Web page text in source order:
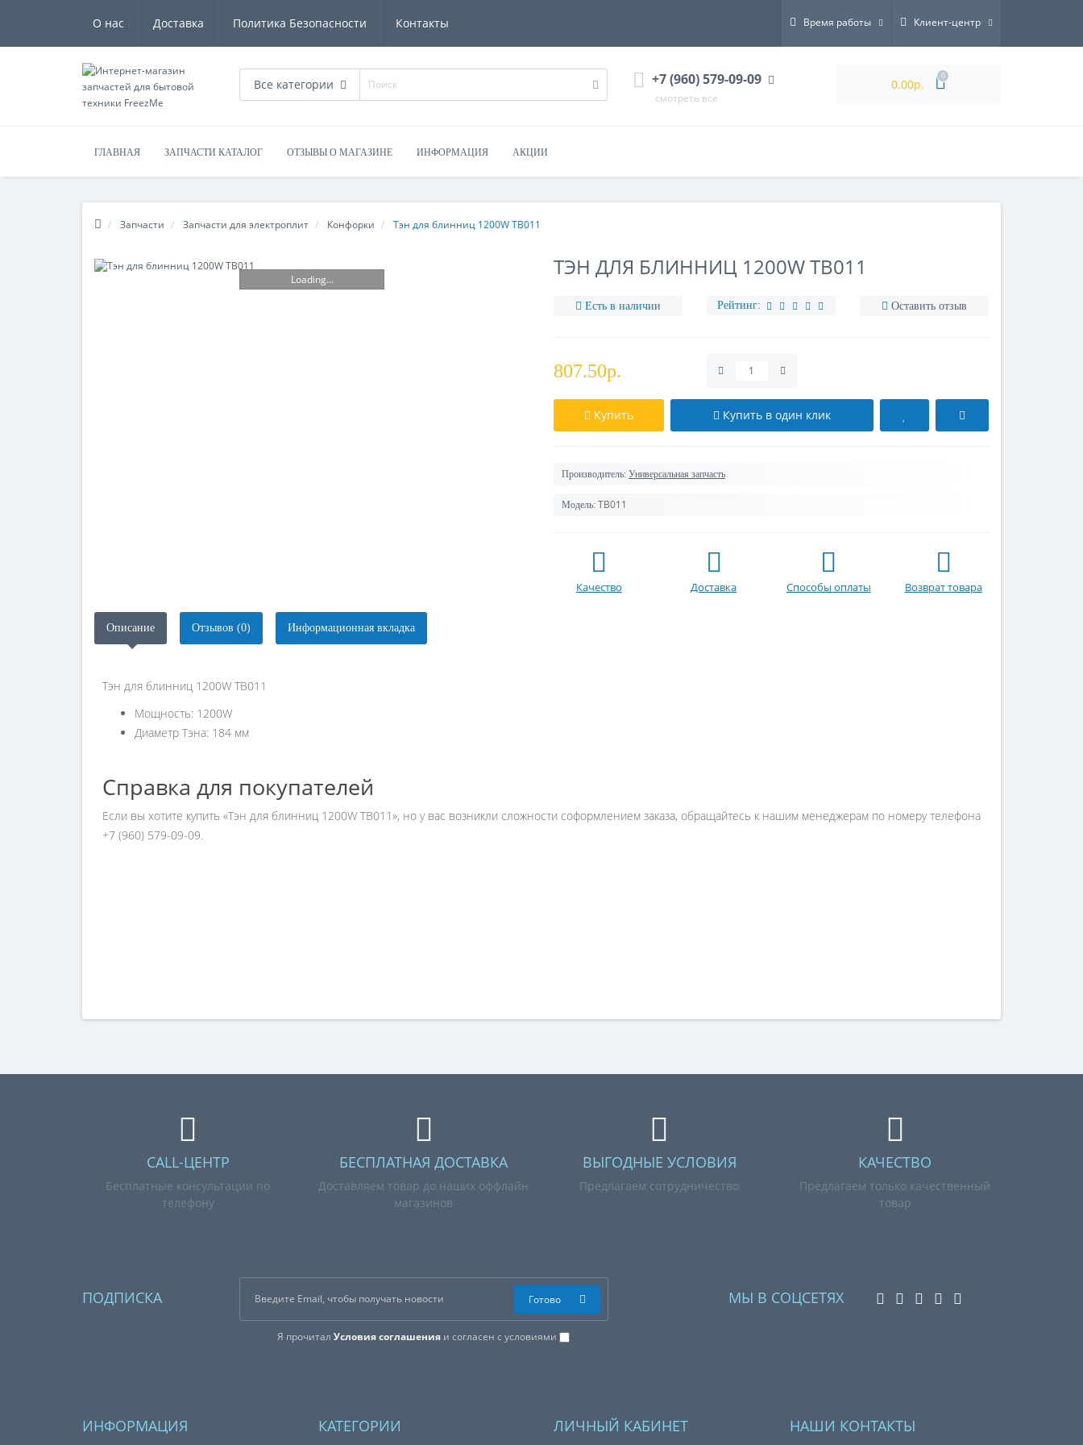
О нас Доставка Политика Безопасности Контакты Время работы Клиент-центр
Все категории +7 (960) 579-09-09
смотреть все
0.00р.
0
ГЛАВНАЯ ЗАПЧАСТИ КАТАЛОГ ОТЗЫВЫ О МАГАЗИНЕ ИНФОРМАЦИЯ АКЦИИ
Запчасти Запчасти для электроплит Конфорки Тэн для блинниц 1200W TB011
Loading... ТЭН ДЛЯ БЛИННИЦ 1200W TB011
Есть в наличии Рейтинг: Оставить отзыв
807.50р.
Купить Купить в один клик
Производитель: Универсальная запчасть
Модель: TB011
Качество Доставка Способы оплаты Возврат товара
Описание Отзывов (0) Информационная вкладка
Тэн для блинниц 1200W TB011
Мощность: 1200W
Диаметр Тэна: 184 мм
Справка для покупателей
Если вы хотите купить «Тэн для блинниц 1200W TB011», но у вас возникли сложности соформлением заказа, обращайтесь к нашим менеджерам по номеру телефона
+7 (960) 579-09-09.
CALL-ЦЕНТР
Бесплатные консультации по
телефону
БЕСПЛАТНАЯ ДОСТАВКА
Доставляем товар до наших оффлайн
магазинов
ВЫГОДНЫЕ УСЛОВИЯ
Предлагаем сотрудничество
КАЧЕСТВО
Предлагаем только качественный
товар
ПОДПИСКА
Я прочиталУсловия соглашения и согласен с условиями
Готово МЫ В СОЦСЕТЯХ
ИНФОРМАЦИЯ КАТЕГОРИИ ЛИЧНЫЙ КАБИНЕТ НАШИ КОНТАКТЫ